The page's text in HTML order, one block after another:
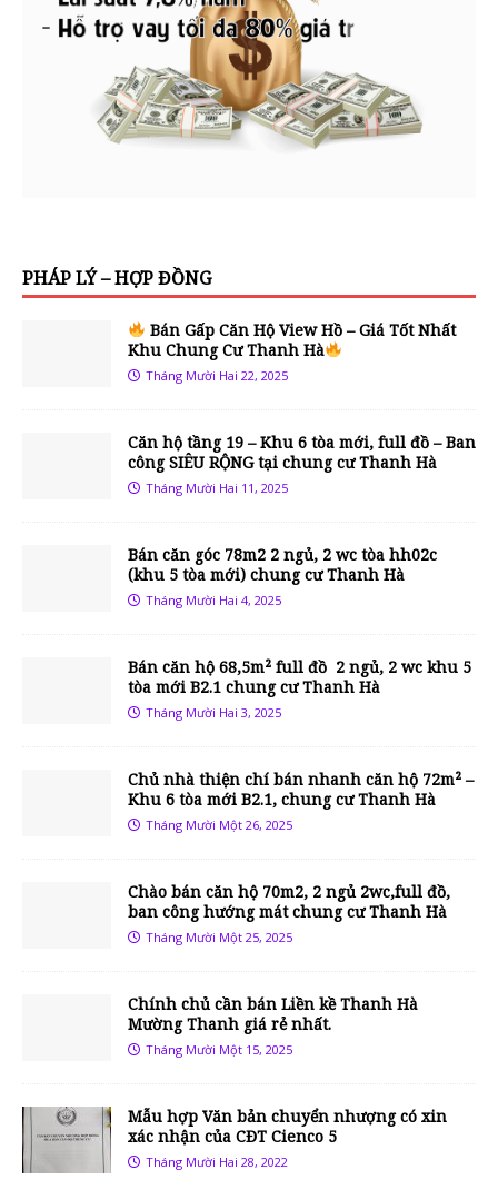
PHÁP LÝ – HỢP ĐỒNG
Bán Gấp Căn Hộ View Hồ – Giá Tốt Nhất
Khu Chung Cư Thanh Hà
Tháng Mười Hai 22, 2025
Căn hộ tầng 19 – Khu 6 tòa mới, full đồ – Ban
công SIÊU RỘNG tại chung cư Thanh Hà
Tháng Mười Hai 11, 2025
Bán căn góc 78m2 2 ngủ, 2 wc tòa hh02c
(khu 5 tòa mới) chung cư Thanh Hà
Tháng Mười Hai 4, 2025
Bán căn hộ 68,5m² full đồ 2 ngủ, 2 wc khu 5
tòa mới B2.1 chung cư Thanh Hà
Tháng Mười Hai 3, 2025
Chủ nhà thiện chí bán nhanh căn hộ 72m² –
Khu 6 tòa mới B2.1, chung cư Thanh Hà
Tháng Mười Một 26, 2025
Chào bán căn hộ 70m2, 2 ngủ 2wc,full đồ,
ban công hướng mát chung cư Thanh Hà
Tháng Mười Một 25, 2025
Chính chủ cần bán Liền kề Thanh Hà
Mường Thanh giá rẻ nhất.
Tháng Mười Một 15, 2025
Mẫu hợp Văn bản chuyển nhượng có xin
xác nhận của CĐT Cienco 5
Tháng Mười Hai 28, 2022